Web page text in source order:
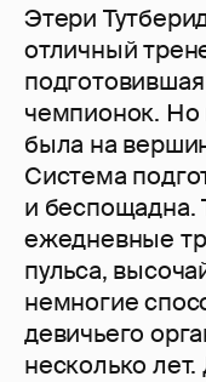
Этери
отличный
чемпионок. Но
была на
Система
и беспощадна.
ежедневные
пульса,
немногие
девичьего
несколько